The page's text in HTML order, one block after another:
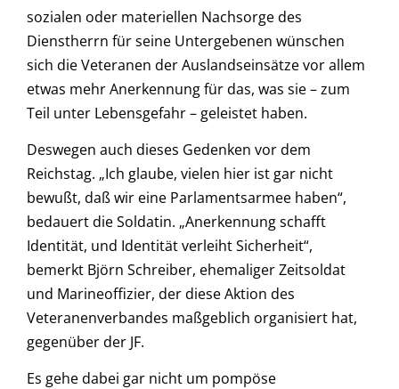
sozialen oder materiellen Nachsorge des
Dienstherrn für seine Untergebenen wünschen
sich die Veteranen der Auslandseinsätze vor allem
etwas mehr Anerkennung für das, was sie – zum
Teil unter Lebensgefahr – geleistet haben.
Deswegen auch dieses Gedenken vor dem
Reichstag. „Ich glaube, vielen hier ist gar nicht
bewußt, daß wir eine Parlamentsarmee haben“,
bedauert die Soldatin. „Anerkennung schafft
Identität, und Identität verleiht Sicherheit“,
bemerkt Björn Schreiber, ehemaliger Zeitsoldat
und Marineoffizier, der diese Aktion des
Veteranenverbandes maßgeblich organisiert hat,
gegenüber der JF.
Es gehe dabei gar nicht um pompöse